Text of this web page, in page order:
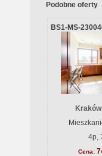
Podobne oferty
BS1-MS-
4p,
Cena: